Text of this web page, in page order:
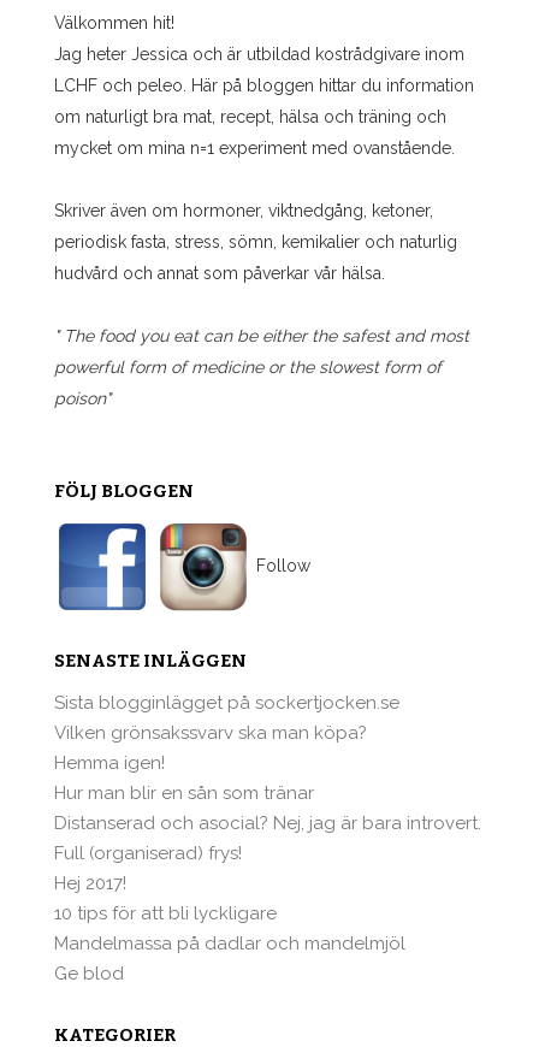
Välkommen hit!
Jag heter Jessica och är utbildad kostrådgivare inom
LCHF och peleo. Här på bloggen hittar du information
om naturligt bra mat, recept, hälsa och träning och
mycket om mina n=1 experiment med ovanstående.
Skriver även om hormoner, viktnedgång, ketoner,
periodisk fasta, stress, sömn, kemikalier och naturlig
hudvård och annat som påverkar vår hälsa.
" The food you eat can be either the safest and most
powerful form of medicine or the slowest form of
poison"
FÖLJ BLOGGEN
Follow
SENASTE INLÄGGEN
Sista blogginlägget på sockertjocken.se
Vilken grönsakssvarv ska man köpa?
Hemma igen!
Hur man blir en sån som tränar
Distanserad och asocial? Nej, jag är bara introvert.
Full (organiserad) frys!
Hej 2017!
10 tips för att bli lyckligare
Mandelmassa på dadlar och mandelmjöl
Ge blod
KATEGORIER